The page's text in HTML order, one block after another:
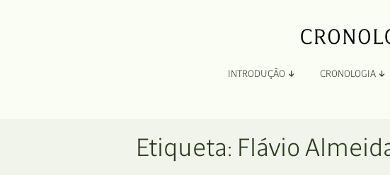
INTRODUÇÃO
Organização
CRONOLOGIA
Etiqueta: Flávio